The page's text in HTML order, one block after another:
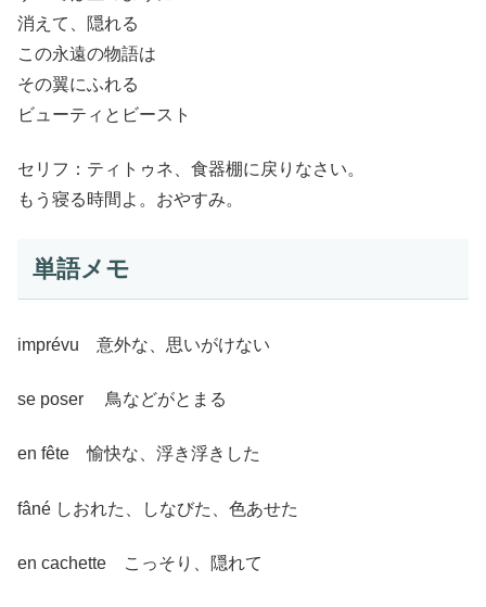
消えて、隠れる
この永遠の物語は
その翼にふれる
ビューティとビースト
セリフ：ティトゥネ、食器棚に戻りなさい。
もう寝る時間よ。おやすみ。
単語メモ
imprévu 意外な、思いがけない
se poser 鳥などがとまる
en fête 愉快な、浮き浮きした
fâné しおれた、しなびた、色あせた
en cachette こっそり、隠れて